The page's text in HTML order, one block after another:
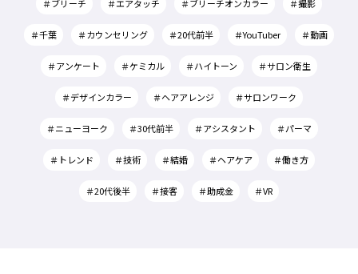
＃ブリーチ ＃エアタッチ ＃ブリーチオンカラー ＃撮影
＃千葉 ＃カウンセリング ＃20代前半 ＃YouTuber ＃動画
＃アンケート ＃ケミカル ＃ハイトーン ＃サロン衛生
＃デザインカラー ＃ヘアアレンジ ＃サロンワーク
＃ニューヨーク ＃30代前半 ＃アシスタント ＃パーマ
＃トレンド ＃技術 ＃結婚 ＃ヘアケア ＃働き方
＃20代後半 ＃接客 ＃助成金 ＃VR